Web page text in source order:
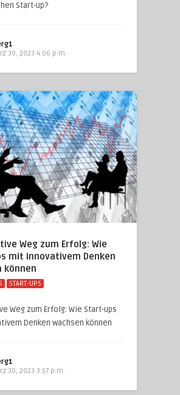
Start-up?
30, 2023 4:06 p.m.
Weg zum Erfolg: Wie
mit innovativem Denken
können
START-UPS
Weg zum Erfolg: Wie Start-ups
Denken wachsen können
30, 2023 3:57 p.m.